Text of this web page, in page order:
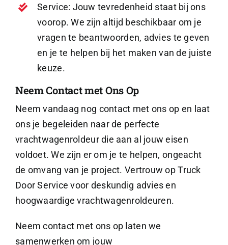
Service: Jouw tevredenheid staat bij ons
voorop. We zijn altijd beschikbaar om je
vragen te beantwoorden, advies te geven
en je te helpen bij het maken van de juiste
keuze.
Neem Contact met Ons Op
Neem vandaag nog contact met ons op en laat
ons je begeleiden naar de perfecte
vrachtwagenroldeur die aan al jouw eisen
voldoet. We zijn er om je te helpen, ongeacht
de omvang van je project. Vertrouw op Truck
Door Service voor deskundig advies en
hoogwaardige vrachtwagenroldeuren.
Neem contact met ons op laten we
samenwerken om jouw